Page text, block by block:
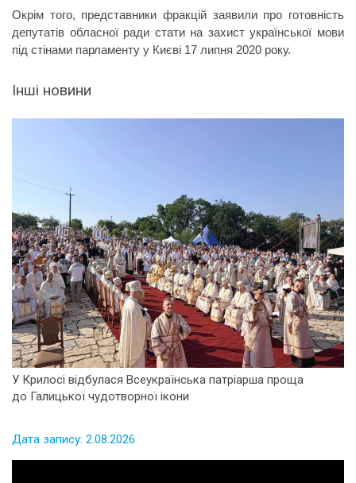
Окрім того, представники фракцій заявили про готовність
депутатів обласної ради стати на захист української мови
під стінами парламенту у Києві 17 липня 2020 року.
Інші новини
У Крилосі відбулася Всеукраїнська патріарша проща
до Галицької чудотворної ікони
Дата запису: 2.08.2026